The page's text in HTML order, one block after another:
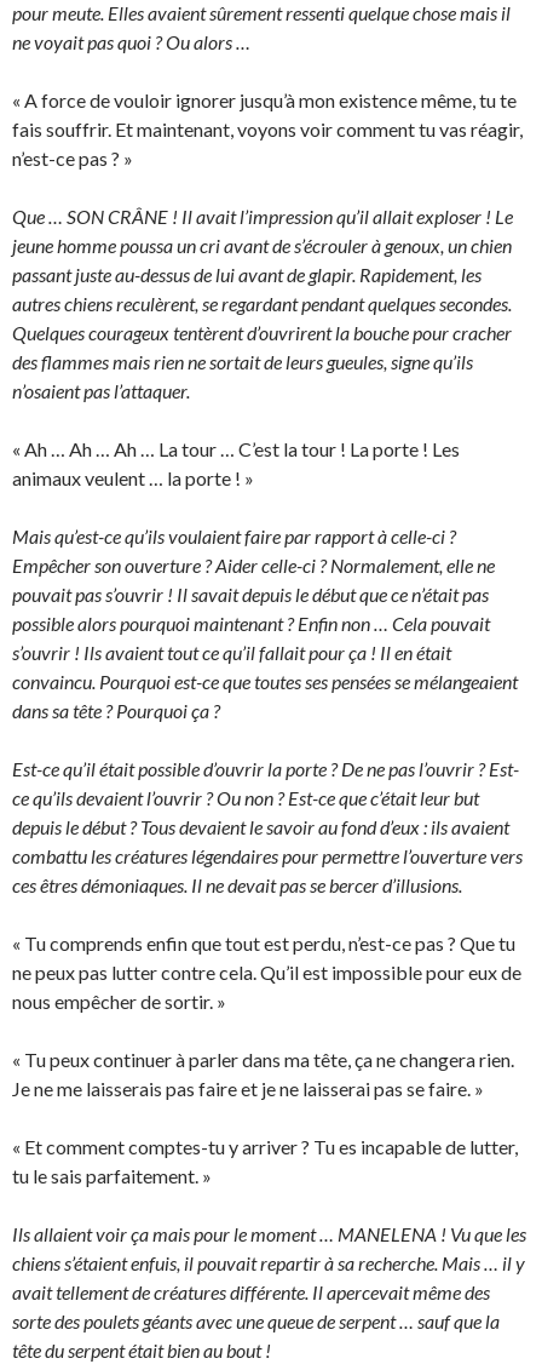
pour meute. Elles avaient sûrement ressenti quelque chose mais il
ne voyait pas quoi ? Ou alors …
« A force de vouloir ignorer jusqu’à mon existence même, tu te
fais souffrir. Et maintenant, voyons voir comment tu vas réagir,
n’est-ce pas ? »
Que … SON CRÂNE ! Il avait l’impression qu’il allait exploser ! Le
jeune homme poussa un cri avant de s’écrouler à genoux, un chien
passant juste au-dessus de lui avant de glapir. Rapidement, les
autres chiens reculèrent, se regardant pendant quelques secondes.
Quelques courageux tentèrent d’ouvrirent la bouche pour cracher
des flammes mais rien ne sortait de leurs gueules, signe qu’ils
n’osaient pas l’attaquer.
« Ah … Ah … Ah … La tour … C’est la tour ! La porte ! Les
animaux veulent … la porte ! »
Mais qu’est-ce qu’ils voulaient faire par rapport à celle-ci ?
Empêcher son ouverture ? Aider celle-ci ? Normalement, elle ne
pouvait pas s’ouvrir ! Il savait depuis le début que ce n’était pas
possible alors pourquoi maintenant ? Enfin non … Cela pouvait
s’ouvrir ! Ils avaient tout ce qu’il fallait pour ça ! Il en était
convaincu. Pourquoi est-ce que toutes ses pensées se mélangeaient
dans sa tête ? Pourquoi ça ?
Est-ce qu’il était possible d’ouvrir la porte ? De ne pas l’ouvrir ? Est-
ce qu’ils devaient l’ouvrir ? Ou non ? Est-ce que c’était leur but
depuis le début ? Tous devaient le savoir au fond d’eux : ils avaient
combattu les créatures légendaires pour permettre l’ouverture vers
ces êtres démoniaques. Il ne devait pas se bercer d’illusions.
« Tu comprends enfin que tout est perdu, n’est-ce pas ? Que tu
ne peux pas lutter contre cela. Qu’il est impossible pour eux de
nous empêcher de sortir. »
« Tu peux continuer à parler dans ma tête, ça ne changera rien.
Je ne me laisserais pas faire et je ne laisserai pas se faire. »
« Et comment comptes-tu y arriver ? Tu es incapable de lutter,
tu le sais parfaitement. »
Ils allaient voir ça mais pour le moment … MANELENA ! Vu que les
chiens s’étaient enfuis, il pouvait repartir à sa recherche. Mais … il y
avait tellement de créatures différente. Il apercevait même des
sorte des poulets géants avec une queue de serpent … sauf que la
tête du serpent était bien au bout !